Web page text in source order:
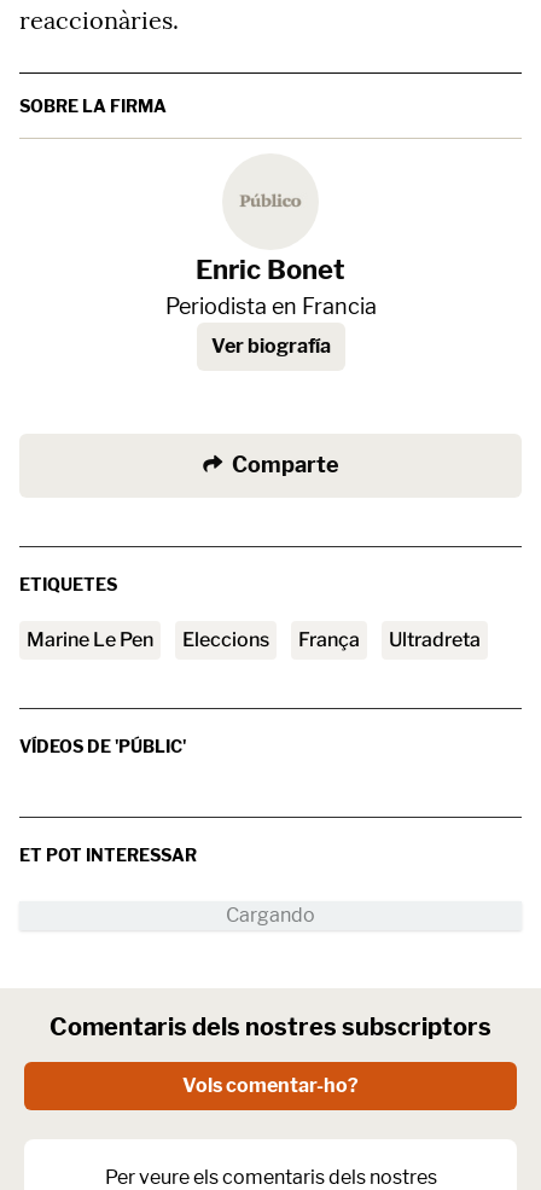
reaccionàries.
SOBRE LA FIRMA
Enric Bonet
Periodista en Francia
Ver biografía
Comparte
ETIQUETES
Marine Le Pen Eleccions França ultradreta
VÍDEOS DE 'PÚBLIC'
ET POT INTERESSAR
Comentaris dels nostres subscriptors
Vols comentar-ho?
Per veure els comentaris dels nostres